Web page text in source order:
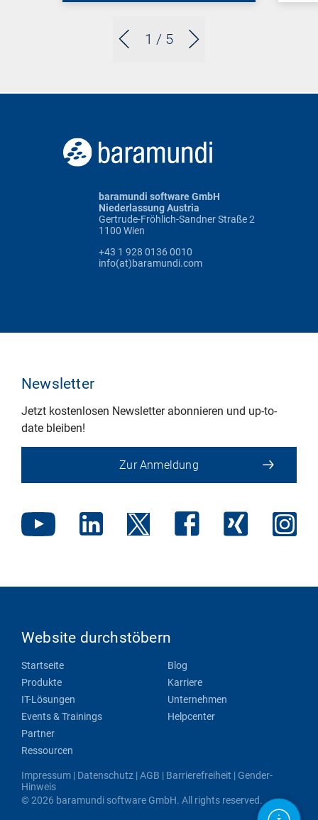
1 / 5
baramundi software GmbH
Niederlassung Austria
Gertrude-Fröhlich-Sandner Straße 2
1100 Wien
+43 1 928 0136 0010
info(at)baramundi.com
Newsletter
Jetzt kostenlosen Newsletter abonnieren und up-to-
date bleiben!
Zur Anmeldung
Website durchstöbern
Startseite
Produkte
IT-Lösungen
Events & Trainings
Partner
Ressourcen
Blog
Karriere
Unternehmen
Helpcenter
Impressum | Datenschutz |AGB | Barrierefreiheit | Gender-
Hinweis
© 2026 baramundi software GmbH. All rights reserved.